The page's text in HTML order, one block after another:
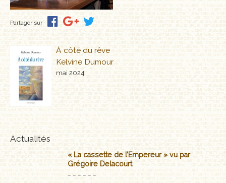
Partager sur
À côté du rêve
Kelvine Dumour
mai 2024
Actualités
« La cassette de l’Empereur » vu par
Grégoire Delacourt